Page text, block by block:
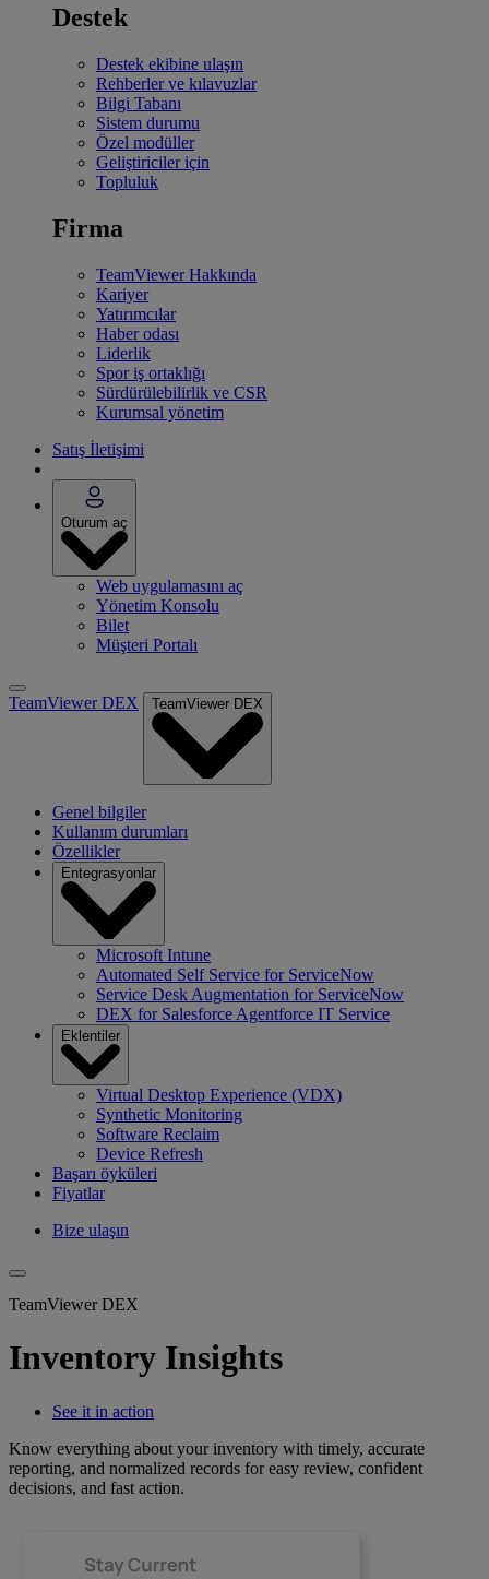
Destek
Destek ekibine ulaşın
Rehberler ve kılavuzlar
Bilgi Tabanı
Sistem durumu
Özel modüller
Geliştiriciler için
Topluluk
Firma
TeamViewer Hakkında
Kariyer
Yatırımcılar
Haber odası
Liderlik
Spor iş ortaklığı
Sürdürülebilirlik ve CSR
Kurumsal yönetim
Satış İletişimi
Oturum aç
Web uygulamasını aç
Yönetim Konsolu
Bilet
Müşteri Portalı
TeamViewer DEX TeamViewer DEX
Genel bilgiler
Kullanım durumları
Özellikler
Entegrasyonlar
Microsoft Intune
Automated Self Service for ServiceNow
Service Desk Augmentation for ServiceNow
DEX for Salesforce Agentforce IT Service
Eklentiler
Virtual Desktop Experience (VDX)
Synthetic Monitoring
Software Reclaim
Device Refresh
Başarı öyküleri
Fiyatlar
Bize ulaşın
TeamViewer DEX
Inventory Insights
See it in action
Know everything about your inventory with timely, accurate
reporting, and normalized records for easy review, confident
decisions, and fast action.